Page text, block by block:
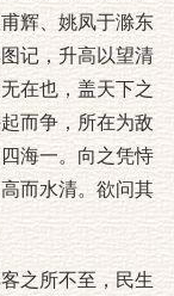
辉、姚凤于滁东
记，升高以望清
在也，盖天下之
而争，所在为敌
海一。向之凭恃
而水清。欲问其
之所不至，民生